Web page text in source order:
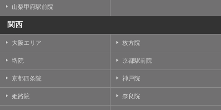
山梨甲府駅前院
関西
大阪エリア 枚方院
堺院 京都駅前院
京都四条院 神戸院
姫路院 奈良院